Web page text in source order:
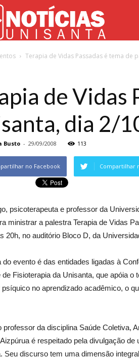
Unisanta
Terapia de Vidas Passadas é tema de
de Vidas
dia 2/
Busto - 29/09/2008 113
no Facebook Compartilhar
psicoterapeuta e professor da
ministrar a palestra Terapia de Vidas
20h, no auditório Bloco D, da
do evento é das entidades ligadas à
de Fisioterapia da Unisanta, que apóia
no aprendizado acadêmico, o
professor da disciplina Saúde Coletiva,
é respeitado pela divulgação
Seu discurso tem uma dimensão